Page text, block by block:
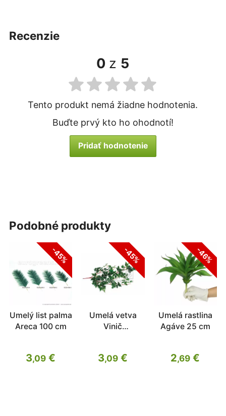
recenzie
0 z 5
Tento produkt nemá žiadne hodnotenia.
Buďte prvý kto ho ohodnotí!
Pridať hodnotenie
podobné produkty
-45%
Umelý list palma
Areca 100 cm
3,09 €
-45%
Umelá vetva
Vinič
3,09 €
-46%
Umelá rastlina
Agáve 25 cm
2,69 €